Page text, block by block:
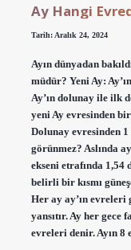
Ay Hangi
Tarih: Aralık 24, 2024
Ayın dünyadan
müdür? Yeni Ay:
Ay’ın dolunay ile ilk
yeni Ay evresinden
Dolunay evresinden 1
görünmez? Aslında
ekseni etrafında 1,54
belirli bir kısmı
Her ay ay’ın evreleri
yansıtır. Ay her
evreleri denir. Ayın